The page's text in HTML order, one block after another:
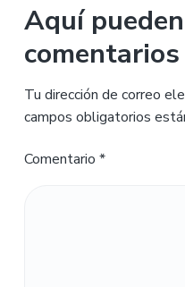
Aquí
comentarios
Tu dirección de correo
campos obligatorios
Comentario *